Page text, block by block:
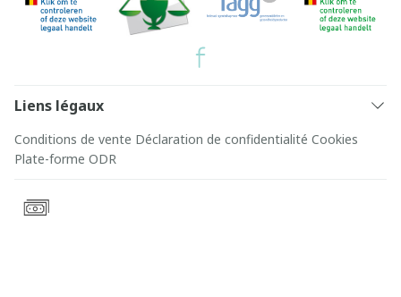
Liens légaux
Conditions de vente Déclaration de confidentialité Cookies
Plate-forme ODR